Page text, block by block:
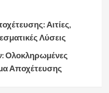
Αιτίες,
Λύσεις
Ολοκληρωμένες
Αποχέτευσης